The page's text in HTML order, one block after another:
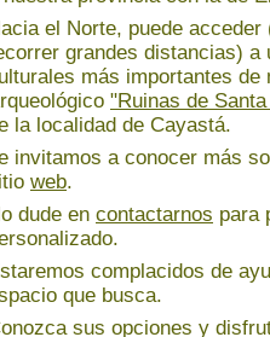
el Norte, puede
grandes distancias) a
más importantes de
"Ruinas de
la localidad de Cayastá.
invitamos a conocer más
web.
dude en contactarnos para
complacidos de
que busca.
sus opciones y